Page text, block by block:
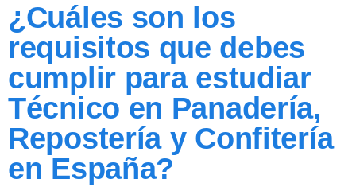
¿Cuáles son los
requisitos que debes
cumplir para estudiar
Técnico en Panadería,
Repostería y Confitería
en España?